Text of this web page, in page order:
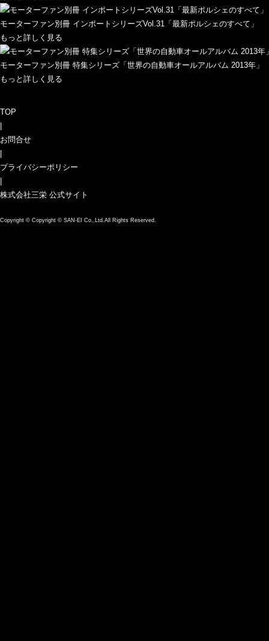
モーターファン別冊 インポートシリーズVol.31「最新ポルシェのすべて」
もっと詳しく見る
モーターファン別冊 特集シリーズ「世界の自動車オールアルバム 2013年」
もっと詳しく見る
TOP
お問合せ
プライバシーポリシー
株式会社三栄 公式サイト
Copyright © Copyright © SAN-EI Co.,Ltd.All Rights Reserved.